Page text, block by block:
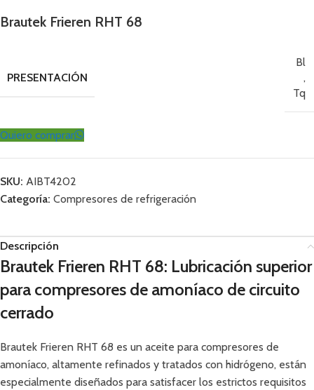
Brautek Frieren RHT 68
PRESENTACIÓN
Bl
,
Tq
Quiero comprar
SKU: AIBT4202
Categoría: Compresores de refrigeración
Descripción
Brautek Frieren RHT 68: Lubricación superior
para compresores de amoníaco de circuito
cerrado
Brautek Frieren RHT 68 es un aceite para compresores de
amoníaco, altamente refinados y tratados con hidrógeno, están
especialmente diseñados para satisfacer los estrictos requisitos